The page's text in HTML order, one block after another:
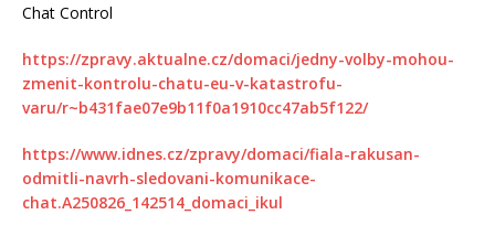
Chat Control
https://zpravy.aktualne.cz/domaci/jedny-volby-mohou-
zmenit-kontrolu-chatu-eu-v-katastrofu-
varu/r~b431fae07e9b11f0a1910cc47ab5f122/
https://www.idnes.cz/zpravy/domaci/fiala-rakusan-
odmitli-navrh-sledovani-komunikace-
chat.A250826_142514_domaci_ikul